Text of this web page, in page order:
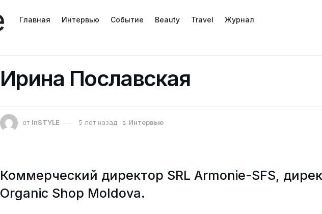
Главная Интервью Событие Beauty Travel Журнал
Ирина Пославская
от InSTYLE 5 лет назад в Интервью
Коммерческий директор SRL Armonie-SFS,
Organic Shop Moldova.